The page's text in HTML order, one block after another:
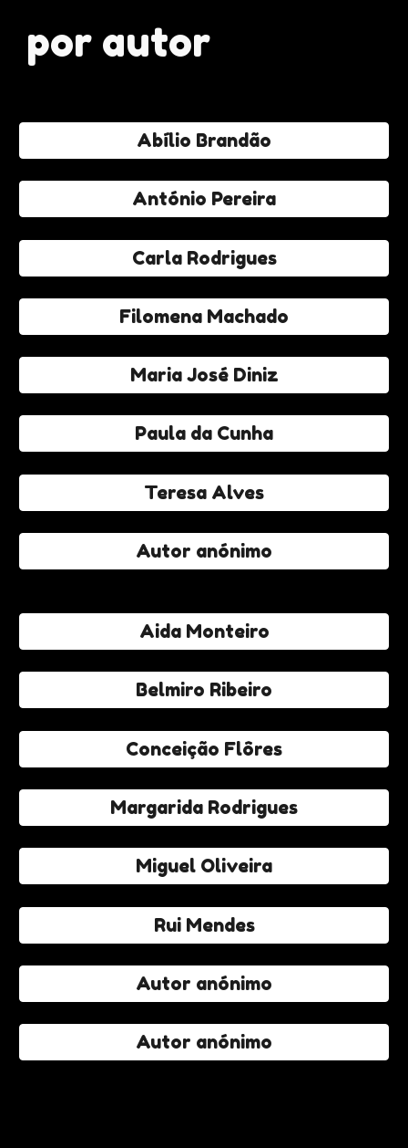
por autor
Abílio Brandão
António Pereira
Carla Rodrigues
Filomena Machado
Maria José Diniz
Paula da Cunha
Teresa Alves
Autor anónimo
Aida Monteiro
Belmiro Ribeiro
Conceição Flôres
Margarida Rodrigues
Miguel Oliveira
Rui Mendes
Autor anónimo
Autor anónimo